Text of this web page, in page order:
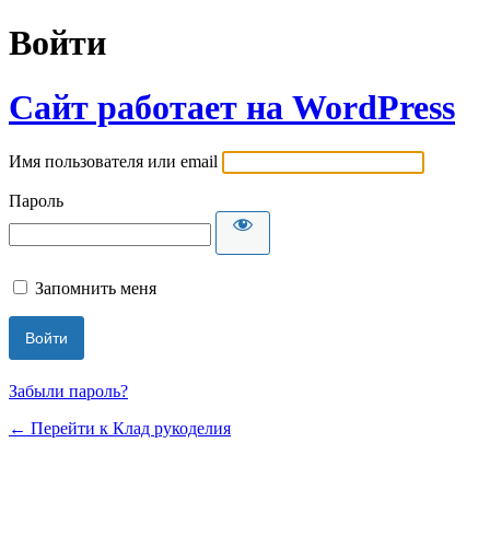
Войти
Сайт работает на WordPress
Имя пользователя или email
Пароль
Запомнить меня
Забыли пароль?
← Перейти к Клад рукоделия